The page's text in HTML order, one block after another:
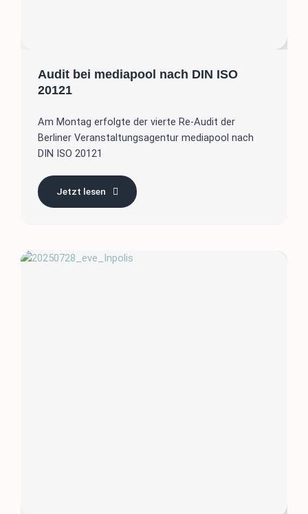
Audit bei mediapool nach DIN ISO
20121
Am Montag erfolgte der vierte Re-Audit der
Berliner Veranstaltungsagentur mediapool nach
DIN ISO 20121
Jetzt lesen